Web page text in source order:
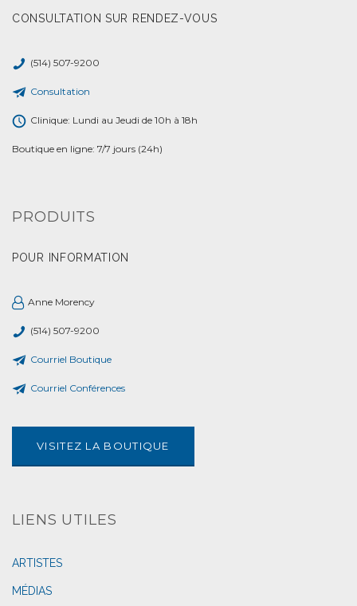
CONSULTATION SUR RENDEZ-VOUS
(514) 507-9200
Consultation
Clinique: Lundi au Jeudi de 10h à 18h
Boutique en ligne: 7/7 jours (24h)
PRODUITS
POUR INFORMATION
Anne Morency
(514) 507-9200
Courriel Boutique
Courriel Conférences
VISITEZ LA BOUTIQUE
LIENS UTILES
ARTISTES
MÉDIAS